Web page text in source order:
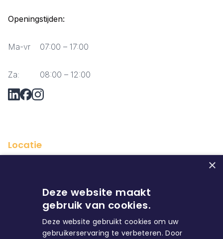
Openingstijden:
Ma-vr 07:00 – 17:00
Za: 08:00 – 12:00
Locatie
×
Deze website maakt
gebruik van cookies.
Deze website gebruikt cookies om uw
gebruikerservaring te verbeteren. Door